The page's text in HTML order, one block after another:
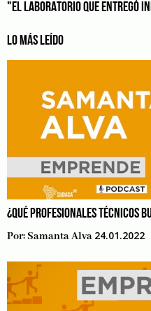
"EL LABORATORIO QUE ENTREGÓ
LO MÁS LEÍDO
¿QUÉ PROFESIONALES TÉCNICOS
Por:Samanta Alva 24.01.2022